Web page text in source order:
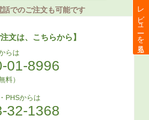
レビューを見る
話でのご注文も可能です
文は、こちらから】
らは
01-8996
料）
PHSからは
32-1368